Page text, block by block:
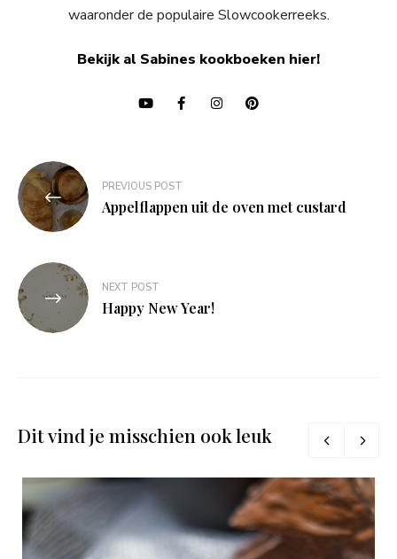
waaronder de populaire Slowcookerreeks.
Bekijk al Sabines kookboeken hier!
Bericht
navigatie
PREVIOUS POST
Appelflappen uit de oven met custard
NEXT POST
Happy New Year!
Dit vind je misschien ook leuk